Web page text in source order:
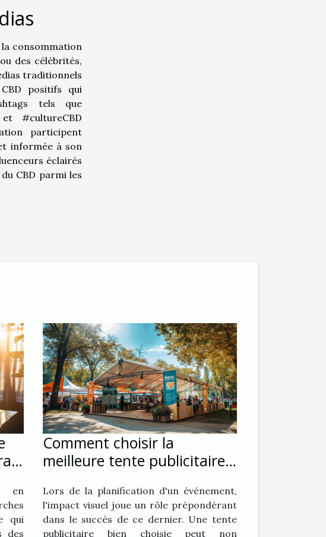
consommation
des célébrités,
traditionnels
positifs qui
tels que
et #cultureCBD
participent
informée à son
éclairés
CBD parmi les
en
qui
des
Comment choisir la
meilleure tente publicitaire
Lors de la planification d'un événement,
l'impact visuel joue un rôle prépondérant
dans le succès de ce dernier. Une tente
publicitaire bien choisie peut non